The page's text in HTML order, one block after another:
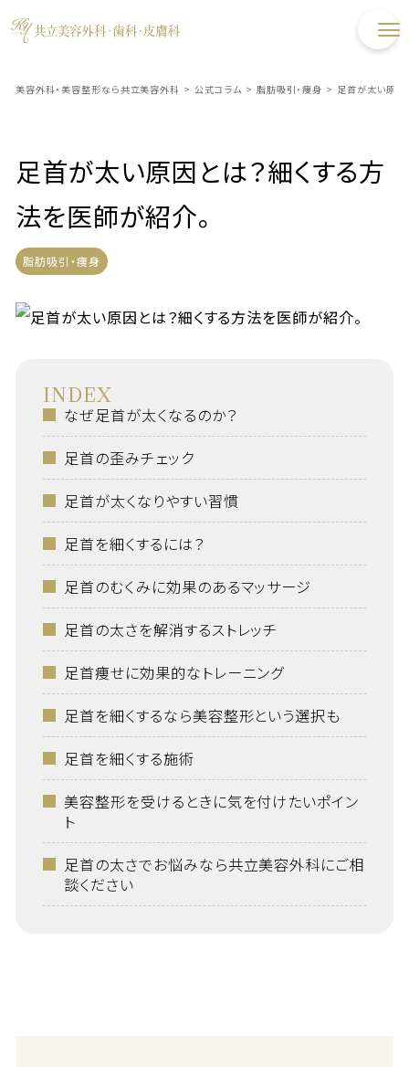
美容外科・美容整形なら共立美容外科 > 公式コラム > 脂肪吸引・痩身 > 足首が太い原因
足首が太い原因とは？細くする方
法を医師が紹介。
脂肪吸引・痩身
INDEX
なぜ足首が太くなるのか？
足首の歪みチェック
足首が太くなりやすい習慣
足首を細くするには？
足首のむくみに効果のあるマッサージ
足首の太さを解消するストレッチ
足首痩せに効果的なトレーニング
足首を細くするなら美容整形という選択も
足首を細くする施術
美容整形を受けるときに気を付けたいポイン
ト
足首の太さでお悩みなら共立美容外科にご相
談ください